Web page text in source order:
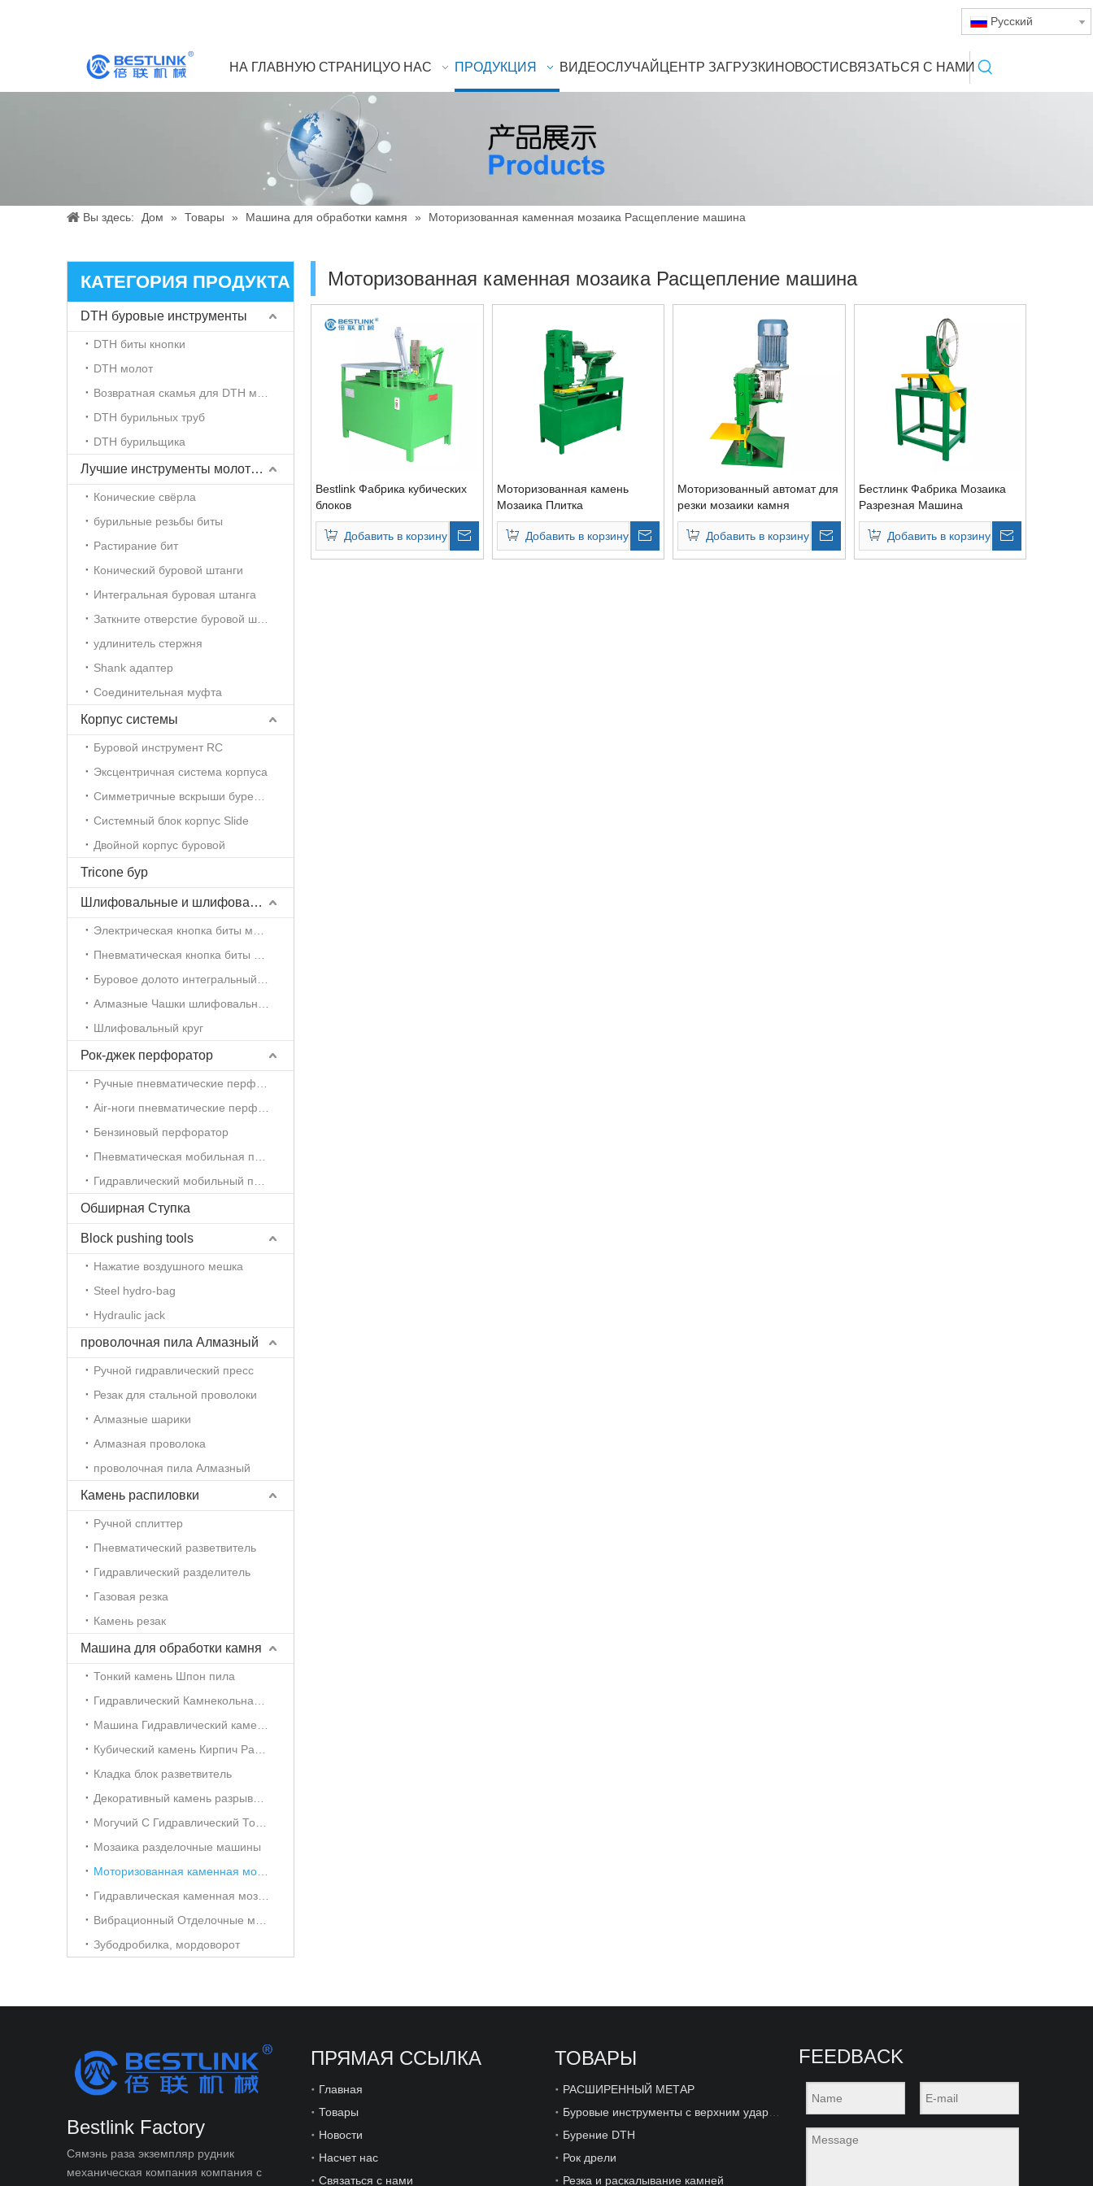
Pусский
НА ГЛАВНУЮ СТРАНИЦУО НАС ПРОДУКЦИЯ ВИДЕОСЛУЧАЙ ЦЕНТР ЗАГРУЗКИ НОВОСТИСВЯЗАТЬСЯ С НАМИ
Вы здесь: Дом » Товары » Машина для обработки камня » Моторизованная каменная мозаика Расщепление машина
КАТЕГОРИЯ ПРОДУКТА
DTH буровые инструменты
DTH биты кнопки
DTH молот
DTH бурильных труб
DTH бурильщика
Лучшие инструменты молоток бурения
Конические свёрла
бурильные резьбы биты
Растирание бит
Конический буровой штанги
Интегральная буровая штанга
удлинитель стержня
Shank адаптер
Соединительная муфта
Корпус системы
Буровой инструмент RC
Эксцентричная система корпуса
Системный блок корпус Slide
Двойной корпус буровой
Tricone бур
Шлифовальные и шлифовальные инструменты
Шлифовальный круг
Рок-джек перфоратор
Бензиновый перфоратор
Обширная Ступка
Block pushing tools
Нажатие воздушного мешка
Steel hydro-bag
Hydraulic jack
проволочная пила Алмазный
Ручной гидравлический пресс
Резак для стальной проволоки
Алмазные шарики
Алмазная проволока
проволочная пила Алмазный
Камень распиловки
Ручной сплиттер
Пневматический разветвитель
Гидравлический разделитель
Газовая резка
Камень резак
Машина для обработки камня
Тонкий камень Шпон пила
Кладка блок разветвитель
Мозаика разделочные машины
Зубодробилка, мордоворот
Моторизованная каменная мозаика Расщепление машина
Bestlink Фабрика кубических
блоков
Добавить в корзину
Моторизованная камень
Мозаика Плитка
Расщепление резки,
Электрический
Автоматическая Каменная
Добавить в корзину
Моторизованный автомат для
резки мозаики камня
Добавить в корзину
Бестлинк Фабрика Мозаика
Разрезная Машина
Добавить в корзину
Bestlink Factory
Сямэнь раза экземпляр рудник
механическая компания компания с
ПРЯМАЯ ССЫЛКА
Главная
Товары
Новости
Насчет нас
Связаться с нами
ТОВАРЫ
РАСШИРЕННЫЙ МЕТАР
Бурение DTH
Рок дрели
Резка и раскалывание камней
FEEDBACK